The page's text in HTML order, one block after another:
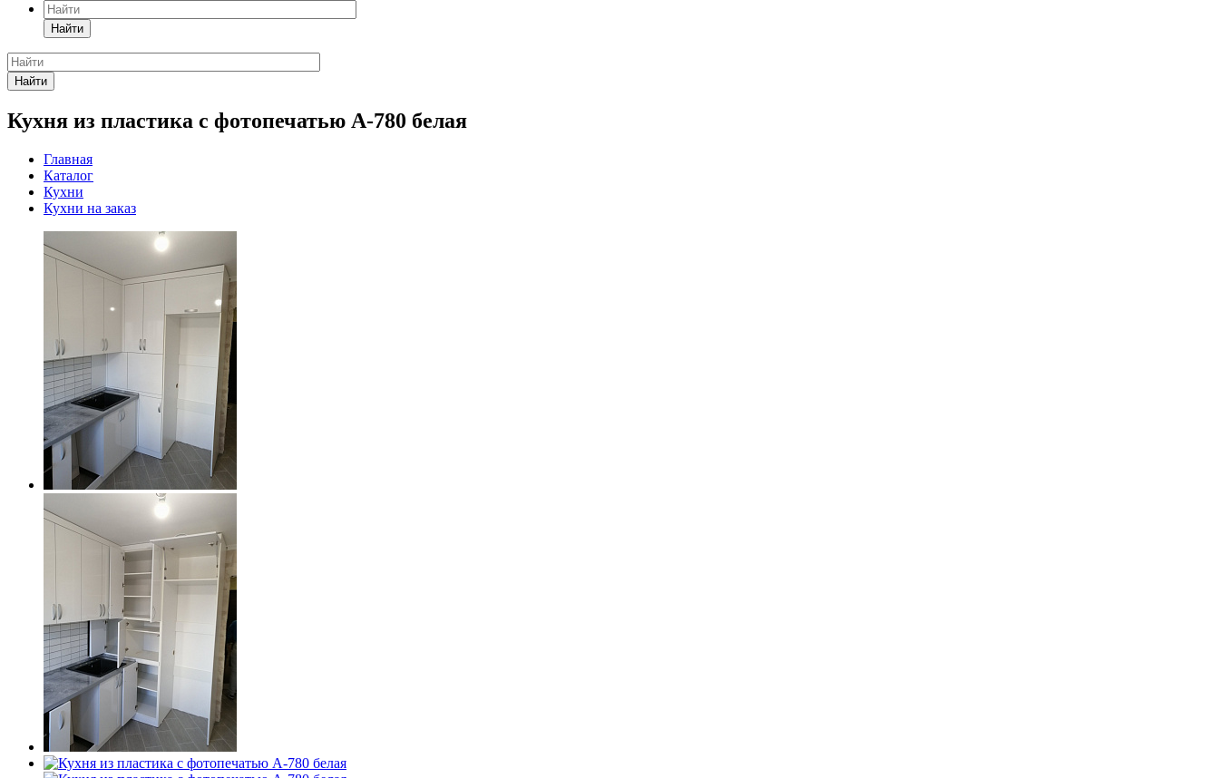
Найти
Найти
Кухня из пластика с фотопечатью А-780 белая
Главная
Каталог
Кухни
Кухни на заказ